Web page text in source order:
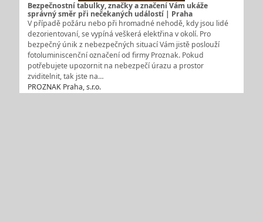
Bezpečnostní tabulky, značky a značení Vám ukáže
správný směr při nečekaných událostí | Praha
V případě požáru nebo při hromadné nehodě, kdy jsou lidé
dezorientovaní, se vypíná veškerá elektřina v okolí. Pro
bezpečný únik z nebezpečných situací Vám jistě poslouží
fotoluminiscenční označení od firmy Proznak. Pokud
potřebujete upozornit na nebezpečí úrazu a prostor
zviditelnit, tak jste na…
PROZNAK Praha, s.r.o.